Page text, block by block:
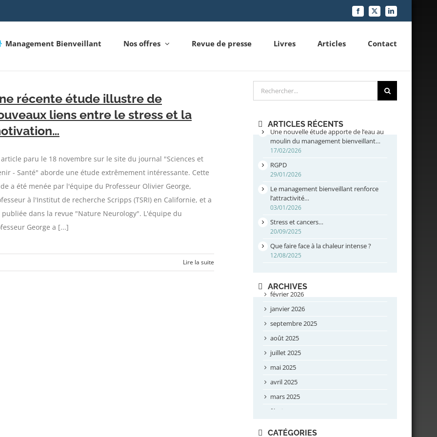
Facebook
X LinkedIn
Management Bienveillant Nos offres Revue de presse Livres Articles Contact
récente étude illustre de
liens entre le stress et la
article paru le 18 novembre sur le site du journal "Sciences et
- Santé" aborde une étude extrêmement intéressante. Cette
a été menée par l'équipe du Professeur Olivier George,
à l'Institut de recherche Scripps (TSRI) en Californie, et a
publiée dans la revue "Nature Neurology". L'équipe du
George a [...]
Lire la suite
Rechercher
ARTICLES RÉCENTS
Une nouvelle étude apporte de l’eau au
moulin du management bienveillant…
17/02/2026
RGPD
29/01/2026
Le management bienveillant renforce
l’attractivité…
03/01/2026
Stress et cancers…
20/09/2025
Que faire face à la chaleur intense ?
12/08/2025
ARCHIVES
février 2026
janvier 2026
septembre 2025
août 2025
juillet 2025
mai 2025
avril 2025
mars 2025
février 2025
CATÉGORIES